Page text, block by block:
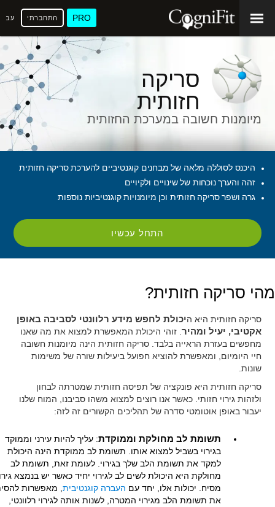
PRO התחברתי
סריקה
חזותית
מיומנות חשובה במערכת החזותית
היכנס לסוללה מלאה של מבחנים קוגנטיביים להערכת סריקה חזותית
זהה והערך נוכחות של שינויים ולקיויים
גרה ושפר סריקה חזותית וכן מיומנויות קוגנטיביות נוספות
התחל עכשיו
מהי סריקה חזותית?
סריקה חזותית היא היכולת לחפש מידע רלוונטי לסביבה באופן
אקטיבי, יעיל ומהיר . זוהי היכולת המאפשרת למצוא את מה שאנו
מחפשים בעזרת הראייה בלבד. סריקה חזותית הינה מיומנות חשובה
חיי היומיום, ומאפשרת להוציא חפועל ביעילות שורה של משימות
שונות.
סריקה חזותית היא פונקציה של תפיסה חזותית שמטרתה לבחון
ולזהות גירוי חזותי. כאשר אנו רוצים למצוא משהו סביבנו, המוח שלנו
יעבור באופן אוטומטי סדרה של תהליכים הקשורים זה לזה:
תשומת לב מחולקת וממוקדת: עליך להיות עירני וממוקד
בגירוי בשביל למצוא אותו. תשומת לב ממוקדת הינה היכולת
למקד את תשומת הלב שלך בגירוי. לעומת זאת, תשומת לב
מחולקת היא היכולת לשים לב לגירוי יחיד כאשר יש בנמצא
מסיח. יכולות אלו, יחד עם העברה קוגנטיבית , מאפשרות
את תשומת הלב מגירוי המטרה, לשנות אותה לגירוי רלוונטי,